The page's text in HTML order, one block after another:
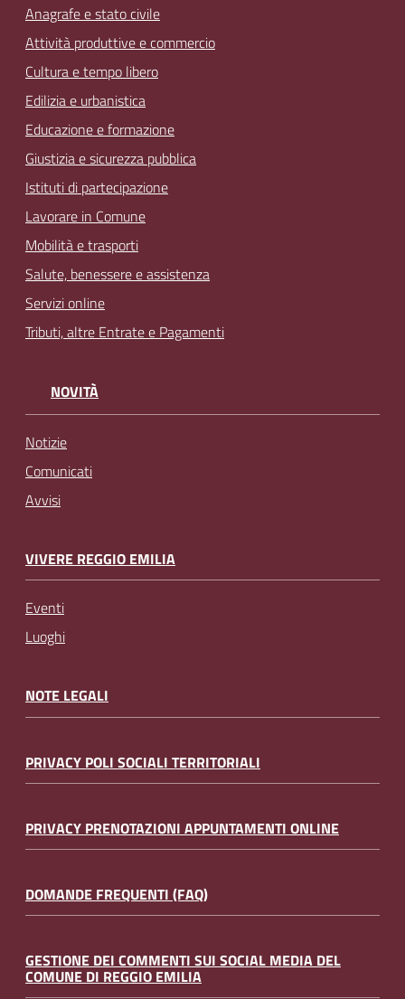
Anagrafe e stato civile
Attività produttive e commercio
Cultura e tempo libero
Edilizia e urbanistica
Educazione e formazione
Giustizia e sicurezza pubblica
Istituti di partecipazione
Lavorare in Comune
Mobilità e trasporti
Salute, benessere e assistenza
Servizi online
Tributi, altre Entrate e Pagamenti
NOVITÀ
Notizie
Comunicati
Avvisi
VIVERE REGGIO EMILIA
Eventi
Luoghi
NOTE LEGALI
PRIVACY POLI SOCIALI TERRITORIALI
PRIVACY PRENOTAZIONI APPUNTAMENTI ONLINE
DOMANDE FREQUENTI (FAQ)
GESTIONE DEI COMMENTI SUI SOCIAL MEDIA DEL
COMUNE DI REGGIO EMILIA